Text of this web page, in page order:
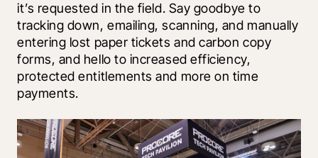
it’s requested in the field. Say goodbye to
tracking down, emailing, scanning, and manually
entering lost paper tickets and carbon copy
forms, and hello to increased efficiency,
protected entitlements and more on time
payments.